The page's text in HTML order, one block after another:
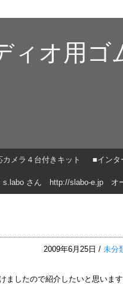
ィオ用ゴ
メラ４台付きキット ■インタ
s.labo さん http://slabo-e.jp オ
2009年6月25日 / 未分
したので紹介したいと思います